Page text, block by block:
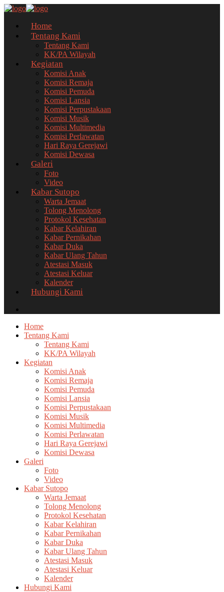
Home
Tentang Kami
Tentang Kami
KK/PA Wilayah
Kegiatan
Komisi Anak
Komisi Remaja
Komisi Pemuda
Komisi Lansia
Komisi Perpustakaan
Komisi Musik
Komisi Multimedia
Komisi Perlawatan
Hari Raya Gerejawi
Komisi Dewasa
Galeri
Foto
Video
Kabar Sutopo
Warta Jemaat
Tolong Menolong
Protokol Kesehatan
Kabar Kelahiran
Kabar Pernikahan
Kabar Duka
Kabar Ulang Tahun
Atestasi Masuk
Atestasi Keluar
Kalender
Hubungi Kami
Home
Tentang Kami
Tentang Kami
KK/PA Wilayah
Kegiatan
Komisi Anak
Komisi Remaja
Komisi Pemuda
Komisi Lansia
Komisi Perpustakaan
Komisi Musik
Komisi Multimedia
Komisi Perlawatan
Hari Raya Gerejawi
Komisi Dewasa
Galeri
Foto
Video
Kabar Sutopo
Warta Jemaat
Tolong Menolong
Protokol Kesehatan
Kabar Kelahiran
Kabar Pernikahan
Kabar Duka
Kabar Ulang Tahun
Atestasi Masuk
Atestasi Keluar
Kalender
Hubungi Kami